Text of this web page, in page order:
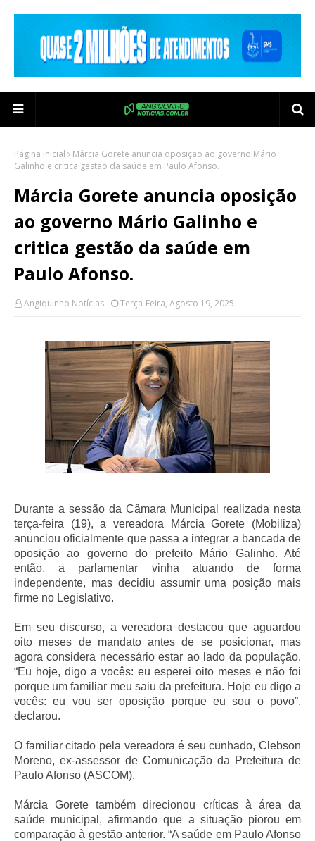
Página inicial
Márcia Gorete anuncia oposição ao governo Mário
Galinho e critica gestão da saúde em Paulo Afonso.
Márcia Gorete anuncia oposição
ao governo Mário Galinho e
critica gestão da saúde em
Paulo Afonso.
Angiquinho Notícias Terça-Feira, Agosto 19, 2025
Durante a sessão da Câmara Municipal realizada nesta
terça-feira (19), a vereadora Márcia Gorete (Mobiliza)
anunciou oficialmente que passa a integrar a bancada de
oposição ao governo do prefeito Mário Galinho. Até
então, a parlamentar vinha atuando de forma
independente, mas decidiu assumir uma posição mais
firme no Legislativo.
Em seu discurso, a vereadora destacou que aguardou
oito meses de mandato antes de se posicionar, mas
agora considera necessário estar ao lado da população.
“Eu hoje, digo a vocês: eu esperei oito meses e não foi
porque um familiar meu saiu da prefeitura. Hoje eu digo a
vocês: eu vou ser oposição porque eu sou o povo”,
declarou.
O familiar citado pela vereadora é seu cunhado, Clebson
Moreno, ex-assessor de Comunicação da Prefeitura de
Paulo Afonso (ASCOM).
Márcia Gorete também direcionou críticas à área da
saúde municipal, afirmando que a situação piorou em
comparação à gestão anterior. “A saúde em Paulo Afonso